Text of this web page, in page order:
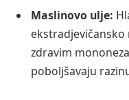
Maslinovo ulje:
zdravim
poboljšavaju